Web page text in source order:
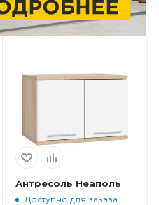
Антресоль Неаполь
Доступно для заказа